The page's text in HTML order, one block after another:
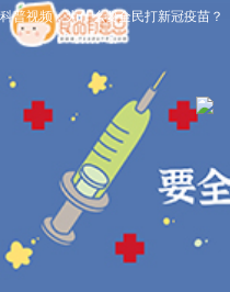
科普视频：为什么要全民打新冠疫苗？